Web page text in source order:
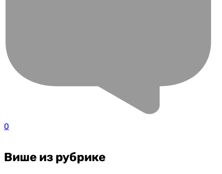
0
Више из рубрике